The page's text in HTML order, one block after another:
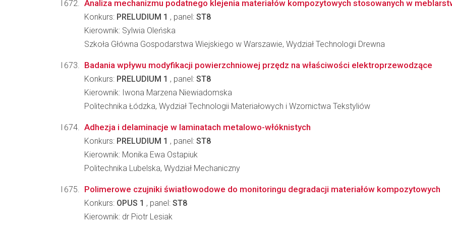
Analiza mechanizmu podatnego klejenia materiałów kompozytowych stosowanych w
Konkurs: PRELUDIUM 1 , panel: ST8
Kierownik: Sylwia Oleńska
Szkoła Główna Gospodarstwa Wiejskiego w Warszawie, Wydział Technologii Drewna
Badania wpływu modyfikacji powierzchniowej przędz na właściwości elektroprzewodzące
Konkurs: PRELUDIUM 1 , panel: ST8
Kierownik: Iwona Marzena Niewiadomska
Politechnika Łódzka, Wydział Technologii Materiałowych i Wzornictwa Tekstyliów
Adhezja i delaminacje w laminatach metalowo-włóknistych
Konkurs: PRELUDIUM 1 , panel: ST8
Kierownik: Monika Ewa Ostapiuk
Politechnika Lubelska, Wydział Mechaniczny
Polimerowe czujniki światłowodowe do monitoringu degradacji materiałów kompozytowych
Konkurs: OPUS 1 , panel: ST8
Kierownik: dr Piotr Lesiak